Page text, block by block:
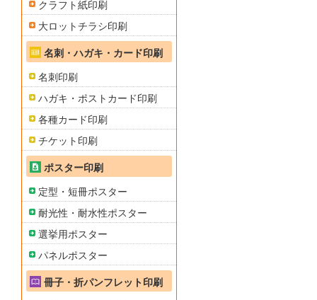
クラフト紙印刷
大ロットチラシ印刷
名刺・ハガキ・カード印刷
名刺印刷
ハガキ・ポストカード印刷
各種カード印刷
チケット印刷
ポスター印刷
定型・短冊ポスター
耐光性・耐水性ポスター
選挙用ポスター
パネルポスター
冊子・折パンフレット印刷